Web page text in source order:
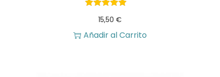
15,50 €
Añadir al Carrito